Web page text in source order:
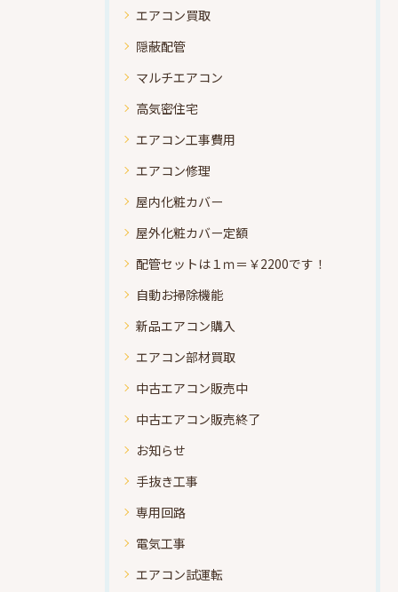
エアコン買取
隠蔽配管
マルチエアコン
高気密住宅
エアコン工事費用
エアコン修理
屋内化粧カバー
屋外化粧カバー定額
配管セットは１ｍ＝￥2200です！
自動お掃除機能
新品エアコン購入
エアコン部材買取
中古エアコン販売中
中古エアコン販売終了
お知らせ
手抜き工事
専用回路
電気工事
エアコン試運転